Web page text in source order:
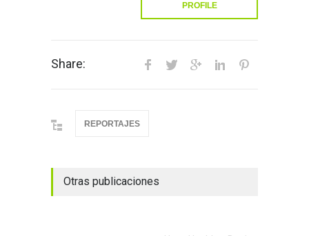
PROFILE
Share:
REPORTAJES
Otras publicaciones